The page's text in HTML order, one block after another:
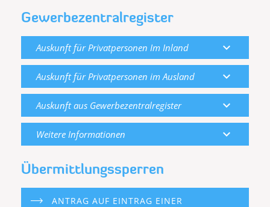
Gewerbezentralregister
Auskunft für Privatpersonen Im Inland expand_more
Auskunft für Privatpersonen im Ausland expand_more
Auskunft aus Gewerbezentralregister expand_more
Weitere Informationen expand_more
Übermittlungssperren
ANTRAG AUF EINTRAG EINER